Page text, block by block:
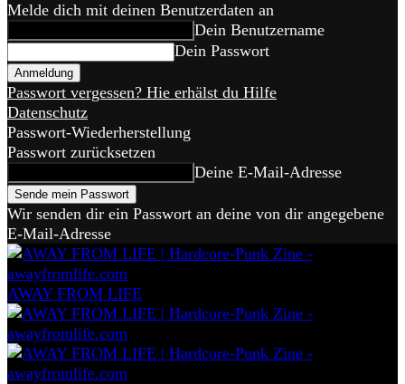
Melde dich mit deinen Benutzerdaten an
Dein Benutzername
Dein Passwort
Passwort vergessen? Hie erhälst du Hilfe
Datenschutz
Passwort-Wiederherstellung
Passwort zurücksetzen
Deine E-Mail-Adresse
Wir senden dir ein Passwort an deine von dir angegebene
E-Mail-Adresse
AWAY FROM LIFE